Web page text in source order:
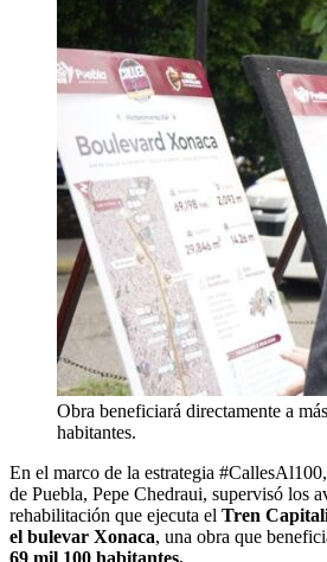
Obra beneficiará directamente a
habitantes.
En el marco de la estrategia
de Puebla, Pepe Chedraui, supervisó los
rehabilitación que ejecuta el Tren
el bulevar Xonaca, una obra que
69 mil 100 habitantes.